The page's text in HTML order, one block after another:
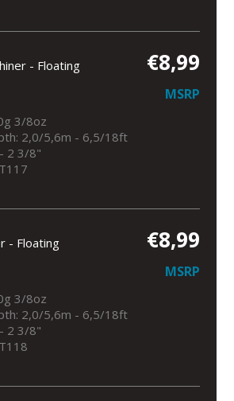
- Floating €8,99
MSRP
3/8oz
2,0/5,6m - 6,5/18ft
2 3/8"
- Floating €8,99
MSRP
3/8oz
2,0/5,6m - 6,5/18ft
2 3/8"